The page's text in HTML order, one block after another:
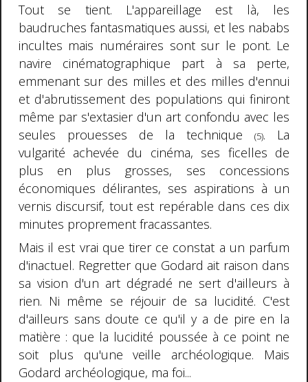
Tout se tient. L'appareillage est là, les
baudruches fantasmatiques aussi, et les nababs
incultes mais numéraires sont sur le pont. Le
navire cinématographique part à sa perte,
emmenant sur des milles et des milles d'ennui
et d'abrutissement des populations qui finiront
même par s'extasier d'un art confondu avec les
seules prouesses de la technique(5). La
vulgarité achevée du cinéma, ses ficelles de
plus en plus grosses, ses concessions
économiques délirantes, ses aspirations à un
vernis discursif, tout est repérable dans ces dix
minutes proprement fracassantes.
Mais il est vrai que tirer ce constat a un parfum
d'inactuel. Regretter que Godard ait raison dans
sa vision d'un art dégradé ne sert d'ailleurs à
rien. Ni même se réjouir de sa lucidité. C'est
d'ailleurs sans doute ce qu'il y a de pire en la
matière : que la lucidité poussée à ce point ne
soit plus qu'une veille archéologique. Mais
Godard archéologique, ma foi...